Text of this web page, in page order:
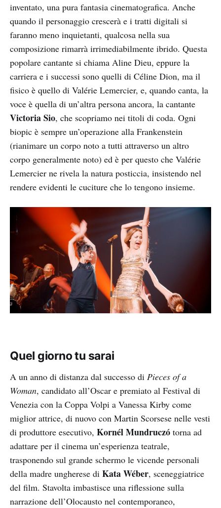
inventato, una pura fantasia cinematografica. Anche
quando il personaggio crescerà e i tratti digitali si
faranno meno inquietanti, qualcosa nella sua
composizione rimarrà irrimediabilmente ibrido. Questa
popolare cantante si chiama Aline Dieu, eppure la
carriera e i successi sono quelli di Céline Dion, ma il
fisico è quello di Valérie Lemercier, e, quando canta, la
voce è quella di un’altra persona ancora, la cantante
Victoria Sio, che scopriamo nei titoli di coda. Ogni
biopic è sempre un’operazione alla Frankenstein
(rianimare un corpo noto a tutti attraverso un altro
corpo generalmente noto) ed è per questo che Valérie
Lemercier ne rivela la natura posticcia, insistendo nel
rendere evidenti le cuciture che lo tengono insieme.
Quel giorno tu sarai
A un anno di distanza dal successo di Pieces of a
Woman, candidato all’Oscar e premiato al Festival di
Venezia con la Coppa Volpi a Vanessa Kirby come
miglior attrice, di nuovo con Martin Scorsese nelle vesti
di produttore esecutivo, Kornél Mundruczó torna ad
adattare per il cinema un’esperienza teatrale,
trasponendo sul grande schermo le vicende personali
della madre ungherese di Kata Wéber, sceneggiatrice
del film. Stavolta imbastisce una riflessione sulla
narrazione dell’Olocausto nel contemporaneo,